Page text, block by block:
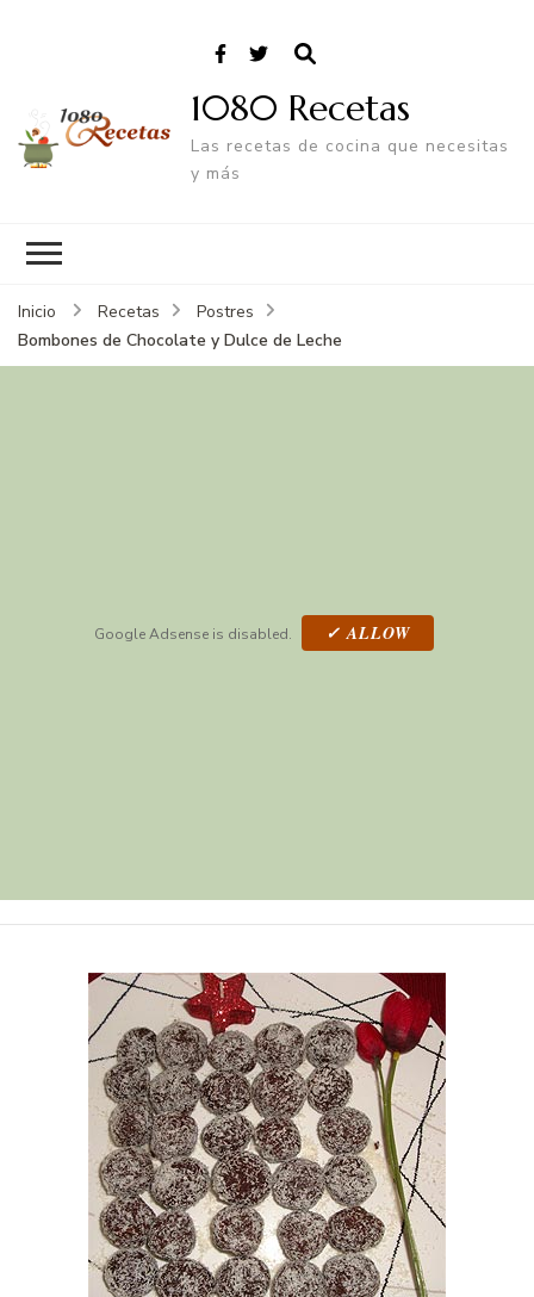
1080 Recetas
Las recetas de cocina que necesitas
y más
Inicio Recetas
Postres
Bombones de Chocolate y Dulce de Leche
Google Adsense is disabled. ✓ ALLOW